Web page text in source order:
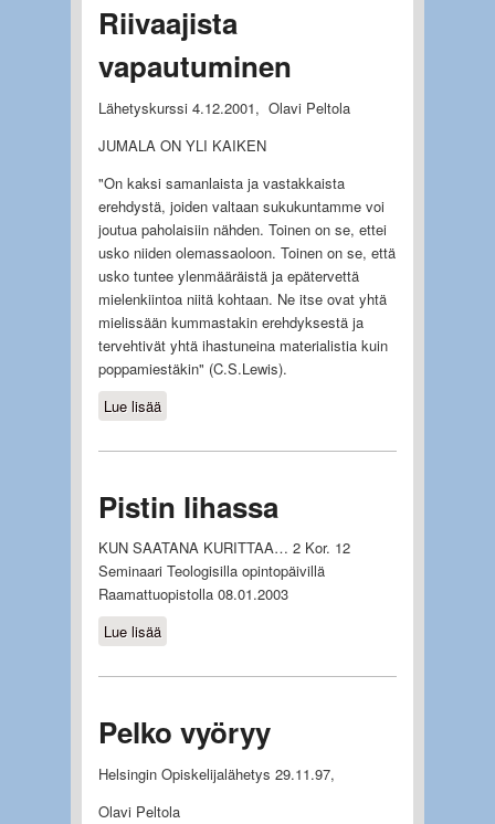
Riivaajista
vapautuminen
Lähetyskurssi 4.12.2001, Olavi Peltola
JUMALA ON YLI KAIKEN
"On kaksi samanlaista ja vastakkaista
erehdystä, joiden valtaan sukukuntamme voi
joutua paholaisiin nähden. Toinen on se, ettei
usko niiden olemassaoloon. Toinen on se, että
usko tuntee ylenmääräistä ja epätervettä
mielenkiintoa niitä kohtaan. Ne itse ovat yhtä
mielissään kummastakin erehdyksestä ja
tervehtivät yhtä ihastuneina materialistia kuin
poppamiestäkin" (C.S.Lewis).
Lue lisääabout Riivaajista vapautuminen
Pistin lihassa
KUN SAATANA KURITTAA… 2 Kor. 12
Seminaari Teologisilla opintopäivillä
Raamattuopistolla 08.01.2003
Lue lisääabout Pistin lihassa
Pelko vyöryy
Helsingin Opiskelijalähetys 29.11.97,
Olavi Peltola